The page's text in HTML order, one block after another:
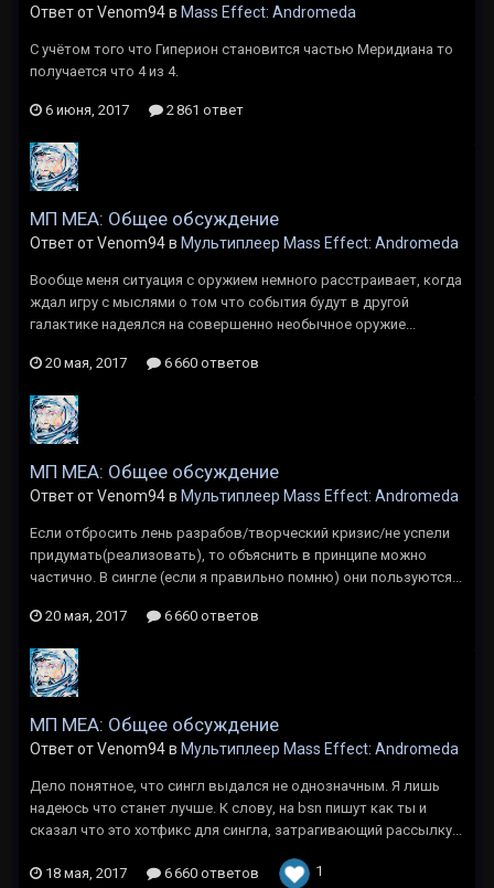
Ответ от Venom94 в Mass Effect: Andromeda
С учётом того что Гиперион становится частью Меридиана то
получается что 4 из 4.
6 июня, 2017 2 861 ответ
МП MEA: Общее обсуждение
Ответ от Venom94 в Мультиплеер Mass Effect: Andromeda
Вообще меня ситуация с оружием немного расстраивает, когда
ждал игру с мыслями о том что события будут в другой
галактике надеялся на совершенно необычное оружие...
20 мая, 2017 6 660 ответов
МП MEA: Общее обсуждение
Ответ от Venom94 в Мультиплеер Mass Effect: Andromeda
Если отбросить лень разрабов/творческий кризис/не успели
придумать(реализовать), то объяснить в принципе можно
частично. В сингле (если я правильно помню) они пользуются...
20 мая, 2017 6 660 ответов
МП MEA: Общее обсуждение
Ответ от Venom94 в Мультиплеер Mass Effect: Andromeda
Дело понятное, что сингл выдался не однозначным. Я лишь
надеюсь что станет лучше. К слову, на bsn пишут как ты и
сказал что это хотфикс для сингла, затрагивающий рассылку...
18 мая, 2017 6 660 ответов 1